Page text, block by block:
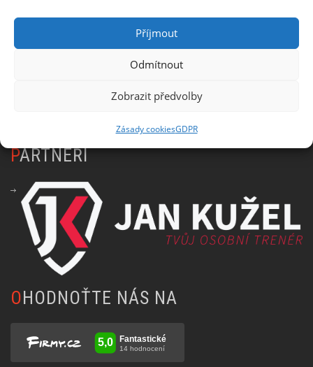
Příjmout
Odmítnout
Zobrazit předvolby
Zásady cookiesGDPR
E-mail
PARTNEŘI
OHODNOŤTE NÁS NA